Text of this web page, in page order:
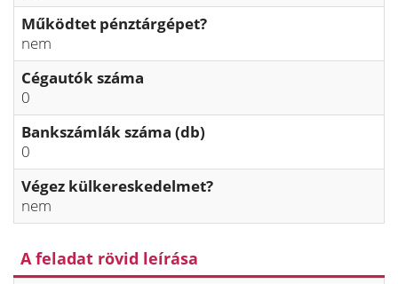
Működtet pénztárgépet?
nem
Cégautók száma
0
Bankszámlák száma (db)
0
Végez külkereskedelmet?
nem
A feladat rövid leírása